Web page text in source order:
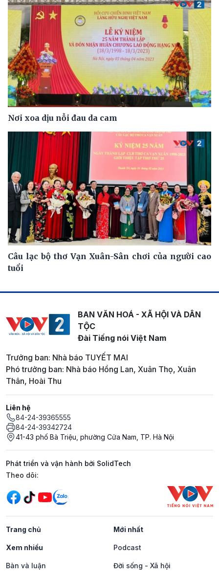
Nơi xoa dịu nỗi đau da cam
Câu lạc bộ thơ Vạn Xuân-Sân chơi của người cao
tuổi
BAN VĂN HOÁ - XÃ HỘI VÀ DÂN
TỘC
Đài Tiếng nói Việt Nam
Trưởng ban: Nhà báo TUYẾT MAI
Phó trưởng ban: Nhà báo Hồng Lan, Xuân Thọ, Xuân
Thân, Hoài Thu
Liên hệ
84-24-39365555
84-24-39342724
41-43 phố Bà Triệu, phường Cửa Nam, TP. Hà Nội
Phát triển và vận hành bởi SolidTech
Mạng xã hội
Theo dõi:
Trang chủ Mới nhất
Xem nhiều Podcast
Bàn và luận Đời sống - Xã hội